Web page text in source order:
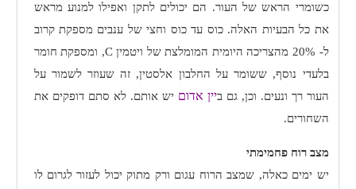
כשומרי הראש של העור. הם יכולים לתקן ואפילו למנוע מראש
את כל הבעיות האלה. כוס עד כוס וחצי של ענבים מספקת קרוב
ל- 20% מהצריכה היומית המומלצת של ויטמין
C, ומספקת חומר
בלעדי נוסף, ששומר על החלבון אלסטין, זה שעוזר לשמור על
העור רך ונעים. וכן, גם ביין אדום יש אותם. לא סתם דופקים את
השחורים.
מצב רוח פחמימתי
יש ימים כאלה, שמצב הרוח עגום ורק מתוק יכול לעזור לגרום לו